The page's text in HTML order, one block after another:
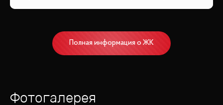
Полная информация о ЖК
Фотогалерея